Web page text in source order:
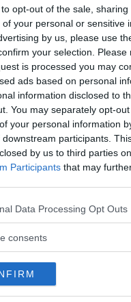
opt-out of the sale,
of your personal or sensitive
by us, please use
your selection.
is processed you may
ads based on personal
information disclosed to
You may separately opt-
your personal information
downstream participants.
by us to third parties
Participants that may
that this website/app uses
to your visit or usage
for below specified
Data Processing Opt Outs
consents
KOMMANDE